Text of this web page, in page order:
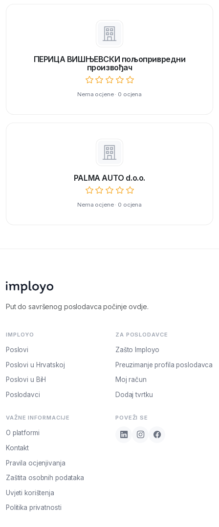
ПЕРИЦА ВИШЊЕВСКИ пољопривредни
произвођач
Nema ocjene · 0 ocjena
PALMA AUTO d.o.o.
Nema ocjene · 0 ocjena
Put do savršenog poslodavca počinje ovdje.
IMPLOYO
Poslovi
Poslovi u Hrvatskoj
Poslovi u BiH
Poslodavci
ZA POSLODAVCE
Zašto Imployo
Preuzimanje profila poslodavca
Moj račun
Dodaj tvrtku
VAŽNE INFORMACIJE
O platformi
Kontakt
Pravila ocjenjivanja
Zaštita osobnih podataka
Uvjeti korištenja
Politika privatnosti
POVEŽI SE